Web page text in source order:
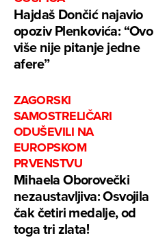
Hajdaš Dončić najavio
opoziv Plenkovića: “Ovo
više nije pitanje jedne
afere”
ZAGORSKI
SAMOSTRELIČARI
ODUŠEVILI NA
EUROPSKOM
PRVENSTVU
Mihaela Oborovečki
nezaustavljiva: Osvojila
čak četiri medalje, od
toga tri zlata!